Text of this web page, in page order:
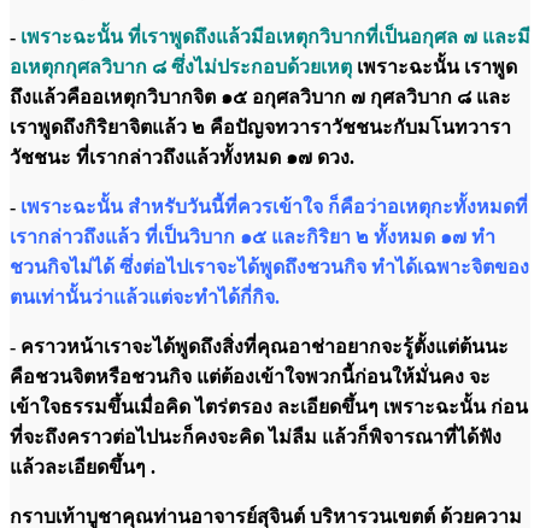
- เพราะฉะนั้น ที่เราพูดถึงแล้วมีอเหตุกวิบากที่เป็นอกุศล ๗ และมี
อเหตุกกุศลวิบาก ๘ ซึ่งไม่ประกอบด้วยเหตุ เพราะฉะนั้น เราพูด
ถึงแล้วคืออเหตุกวิบากจิต ๑๕ อกุศลวิบาก ๗ กุศลวิบาก ๘ และ
เราพูดถึงกิริยาจิตแล้ว ๒ คือปัญจทวาราวัชชนะกับมโนทวารา
วัชชนะ ที่เรากล่าวถึงแล้วทั้งหมด ๑๗ ดวง.
- เพราะฉะนั้น สำหรับวันนี้ที่ควรเข้าใจ ก็คือว่าอเหตุกะทั้งหมดที่
เรากล่าวถึงแล้ว ที่เป็นวิบาก ๑๕ และกิริยา ๒ ทั้งหมด ๑๗ ทำ
ชวนกิจไม่ได้ ซึ่งต่อไปเราจะได้พูดถึงชวนกิจ ทำได้เฉพาะจิตของ
ตนเท่านั้นว่าแล้วแต่จะทำได้กี่กิจ.
- คราวหน้าเราจะได้พูดถึงสิ่งที่คุณอาช่าอยากจะรู้ตั้งแต่ต้นนะ
คือชวนจิตหรือชวนกิจ แต่ต้องเข้าใจพวกนี้ก่อนให้มั่นคง จะ
เข้าใจธรรมขึ้นเมื่อคิด ไตร่ตรอง ละเอียดขึ้นๆ เพราะฉะนั้น ก่อน
ที่จะถึงคราวต่อไปนะก็คงจะคิด ไม่ลืม แล้วก็พิจารณาที่ได้ฟัง
แล้วละเอียดขึ้นๆ .
กราบเท้าบูชาคุณท่านอาจารย์สุจินต์ บริหารวนเขตต์ ด้วยความ